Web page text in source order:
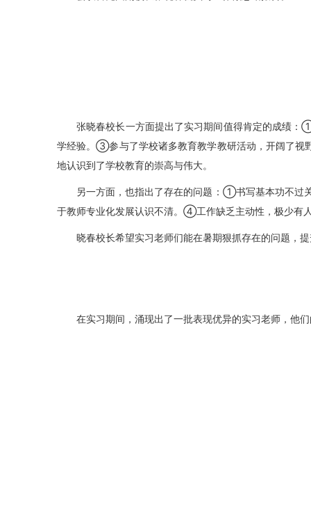
张晓春校长一方面提出了实习期间值得肯定的成绩
学经验。③参与了学校诸多教育教学教研活动，开阔了视
地认识到了学校教育的崇高与伟大。
另一方面，也指出了存在的问题：①书写基本功不
于教师专业化发展认识不清。④工作缺乏主动性，极少有
晓春校长希望实习老师们能在暑期狠抓存在的问题，
在实习期间，涌现出了一批表现优异的实习老师，他